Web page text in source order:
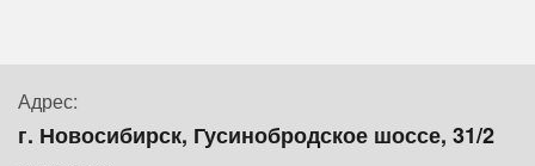
Адрес:
г. Новосибирск, Гусинобродское шоссе, 31/2